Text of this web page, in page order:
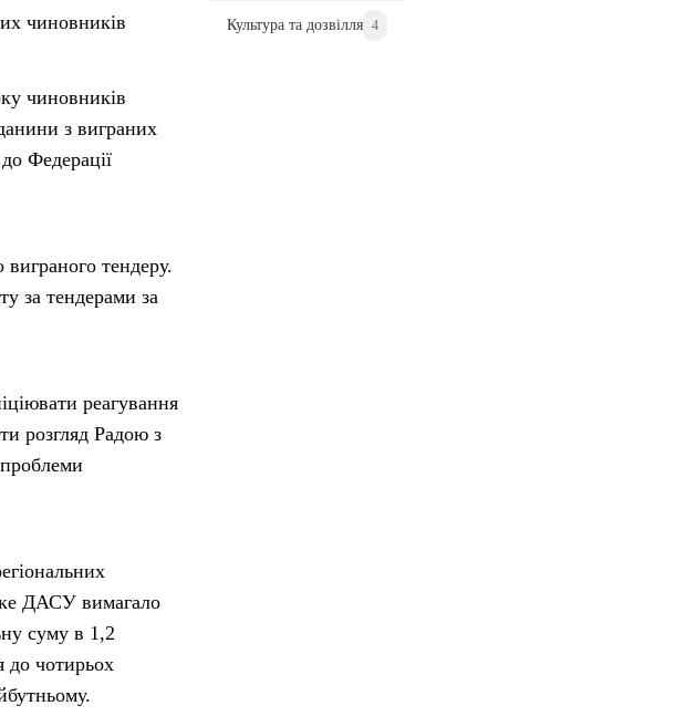
чиновників
чиновників
з виграних
Федерації
тендеру.
за тендерами за
реагування
розгляд Радою з
ДАСУ вимагало
суму в 1,2
до чотирьох
Культура та дозвілля 4